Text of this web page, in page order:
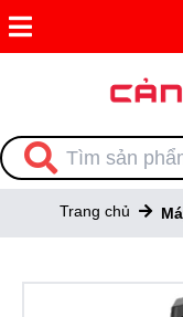
Trang chủ